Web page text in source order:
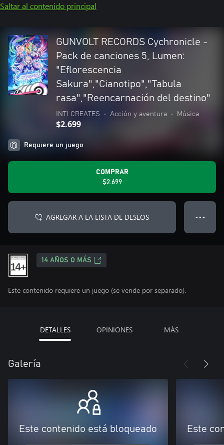
Saltar al contenido principal
GUNVOLT RECORDS Cychronicle -
Pack de canciones 5, Lumen:
"Eflorescencia
Sakura","Cianotipo","Tabula
rasa","Reencarnación del destino"
INTI CREATES • Acción y aventura • Música
$2.699
Requiere un juego
COMPRAR
$2.699
AGREGAR A LA LISTA DE DESEOS ● ● ●
14 AÑOS O MÁS
Este contenido requiere un juego (se vende por separado).
DETALLES OPINIONES MÁS
Galería
Este contenido está bloqueado Este